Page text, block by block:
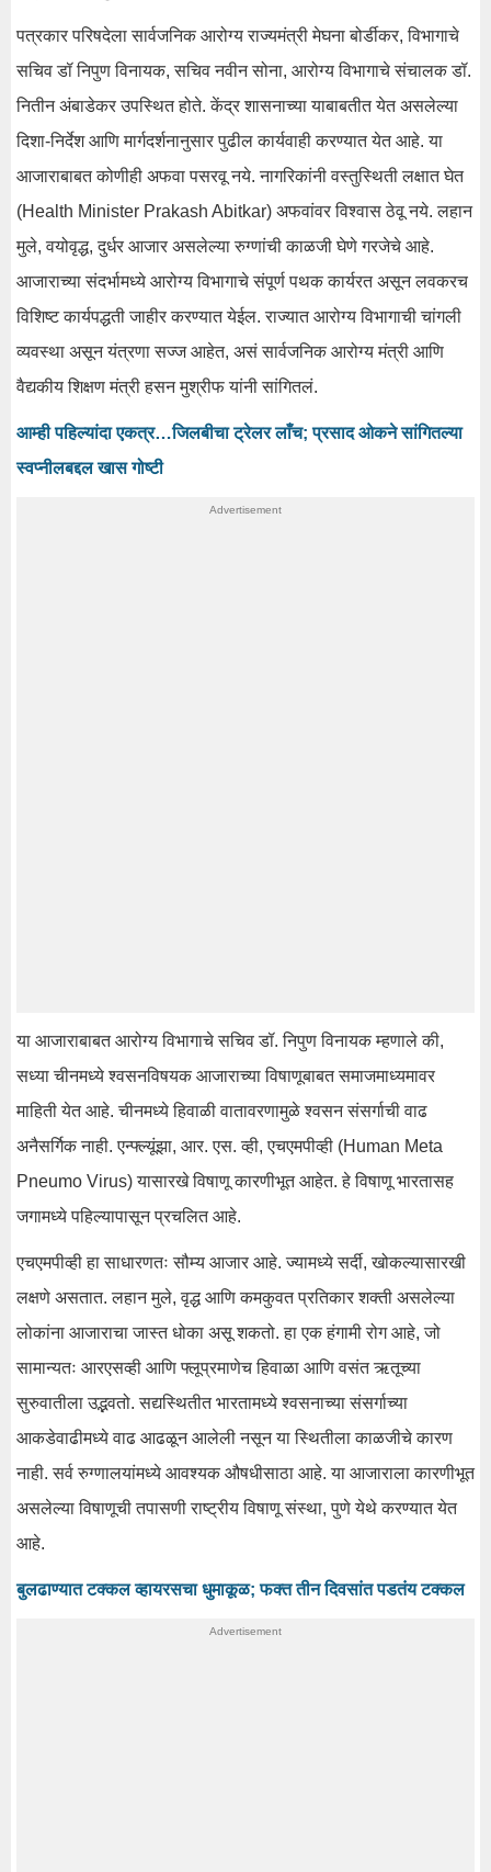
पत्रकार परिषदेला सार्वजनिक आरोग्य राज्यमंत्री मेघना बोर्डीकर, विभागाचे
सचिव डॉ निपुण विनायक, सचिव नवीन सोना, आरोग्य विभागाचे संचालक डॉ.
नितीन अंबाडेकर उपस्थित होते. केंद्र शासनाच्या याबाबतीत येत असलेल्या
दिशा-निर्देश आणि मार्गदर्शनानुसार पुढील कार्यवाही करण्यात येत आहे. या
आजाराबाबत कोणीही अफवा पसरवू नये. नागरिकांनी वस्तुस्थिती लक्षात घेत
(Health Minister Prakash Abitkar) अफवांवर विश्वास ठेवू नये. लहान
मुले, वयोवृद्ध, दुर्धर आजार असलेल्या रुग्णांची काळजी घेणे गरजेचे आहे.
आजाराच्या संदर्भामध्ये आरोग्य विभागाचे संपूर्ण पथक कार्यरत असून लवकरच
विशिष्ट कार्यपद्धती जाहीर करण्यात येईल. राज्यात आरोग्य विभागाची चांगली
व्यवस्था असून यंत्रणा सज्ज आहेत, असं सार्वजनिक आरोग्य मंत्री आणि
वैद्यकीय शिक्षण मंत्री हसन मुश्रीफ यांनी सांगितलं.
आम्ही पहिल्यांदा एकत्र…जिलबीचा ट्रेलर लाँच; प्रसाद ओकने सांगितल्या
स्वप्नीलबद्दल खास गोष्टी
या आजाराबाबत आरोग्य विभागाचे सचिव डॉ. निपुण विनायक म्हणाले की,
सध्या चीनमध्ये श्वसनविषयक आजाराच्या विषाणूबाबत समाजमाध्यमावर
माहिती येत आहे. चीनमध्ये हिवाळी वातावरणामुळे श्वसन संसर्गाची वाढ
अनैसर्गिक नाही. एन्फ्ल्यूंझा, आर. एस. व्ही, एचएमपीव्ही (Human Meta
Pneumo Virus) यासारखे विषाणू कारणीभूत आहेत. हे विषाणू भारतासह
जगामध्ये पहिल्यापासून प्रचलित आहे.
एचएमपीव्ही हा साधारणतः सौम्य आजार आहे. ज्यामध्ये सर्दी, खोकल्यासारखी
लक्षणे असतात. लहान मुले, वृद्ध आणि कमकुवत प्रतिकार शक्ती असलेल्या
लोकांना आजाराचा जास्त धोका असू शकतो. हा एक हंगामी रोग आहे, जो
सामान्यतः आरएसव्ही आणि फ्लूप्रमाणेच हिवाळा आणि वसंत ऋतूच्या
सुरुवातीला उद्भवतो. सद्यस्थितीत भारतामध्ये श्वसनाच्या संसर्गाच्या
आकडेवाढीमध्ये वाढ आढळून आलेली नसून या स्थितीला काळजीचे कारण
नाही. सर्व रुग्णालयांमध्ये आवश्यक औषधीसाठा आहे. या आजाराला कारणीभूत
असलेल्या विषाणूची तपासणी राष्ट्रीय विषाणू संस्था, पुणे येथे करण्यात येत
आहे.
बुलढाण्यात टक्कल व्हायरसचा धुमाकूळ; फक्त तीन दिवसांत पडतंय टक्कल